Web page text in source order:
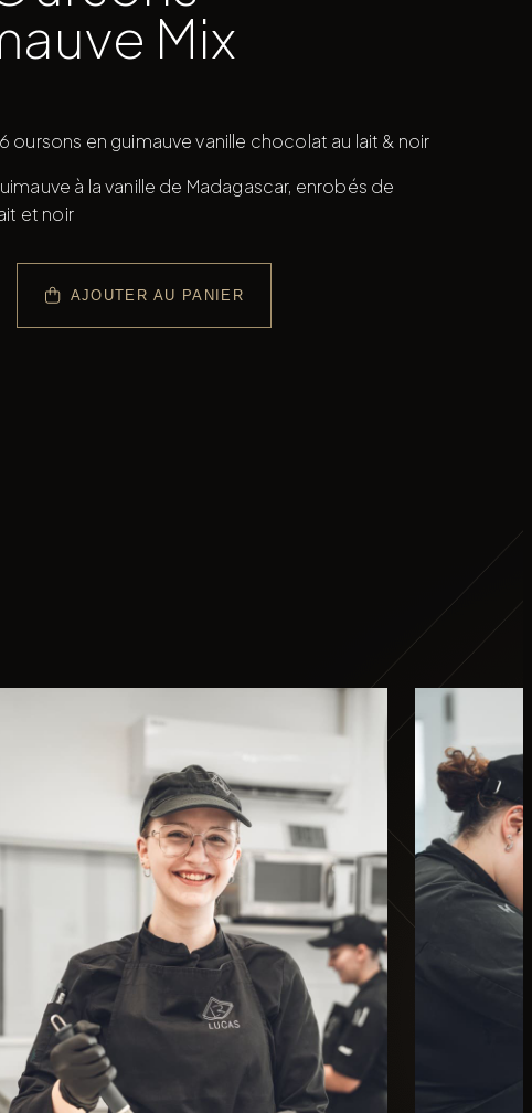
Mix
oursons en guimauve vanille chocolat au lait & noir
à la vanille de Madagascar, enrobés de
et noir
AJOUTER AU PANIER